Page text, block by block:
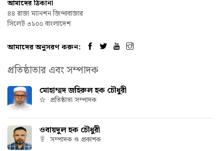
আমাদের ঠিকানা
৪৪ রাজা ম্যানশন জিন্দাবাজার
সিলেট ৩১০০ বাংলাদেশ
আমাদের অনুসরণ করুন:
প্রতিষ্ঠাতার এবং সম্পাদক
মোহাম্মদ জহিরুল হক চৌধুরী
প্রতিষ্ঠাতা সম্পাদক
ওবায়দুল হক চৌধুরী
সম্পাদক ও প্রকাশক